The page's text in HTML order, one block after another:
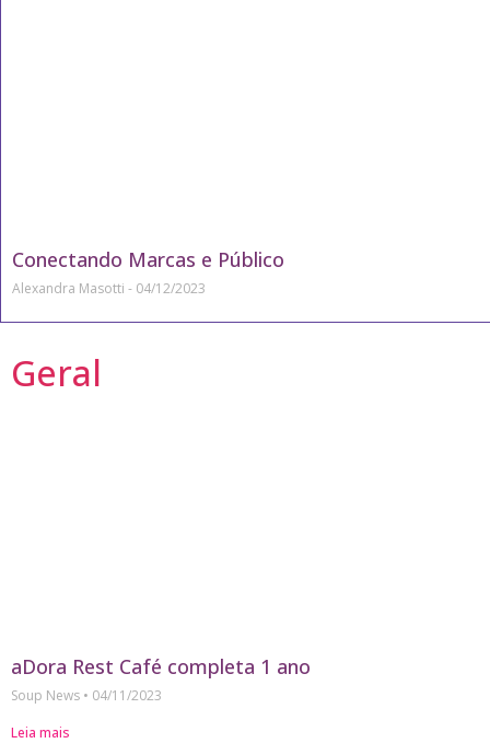
Conectando Marcas e Público
Alexandra Masotti 04/12/2023
Geral
aDora Rest Café completa 1 ano
Soup News
04/11/2023
Leia mais